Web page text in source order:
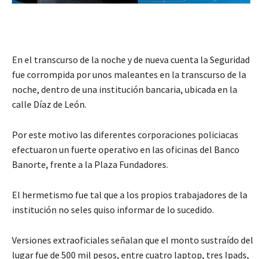
En el transcurso de la noche y de nueva cuenta la Seguridad
fue corrompida por unos maleantes en la transcurso de la
noche, dentro de una institución bancaria, ubicada en la
calle Díaz de León.
Por este motivo las diferentes corporaciones policiacas
efectuaron un fuerte operativo en las oficinas del Banco
Banorte, frente a la Plaza Fundadores.
El hermetismo fue tal que a los propios trabajadores de la
institución no seles quiso informar de lo sucedido.
Versiones extraoficiales señalan que el monto sustraído del
lugar fue de 500 mil pesos, entre cuatro laptop, tres Ipads,